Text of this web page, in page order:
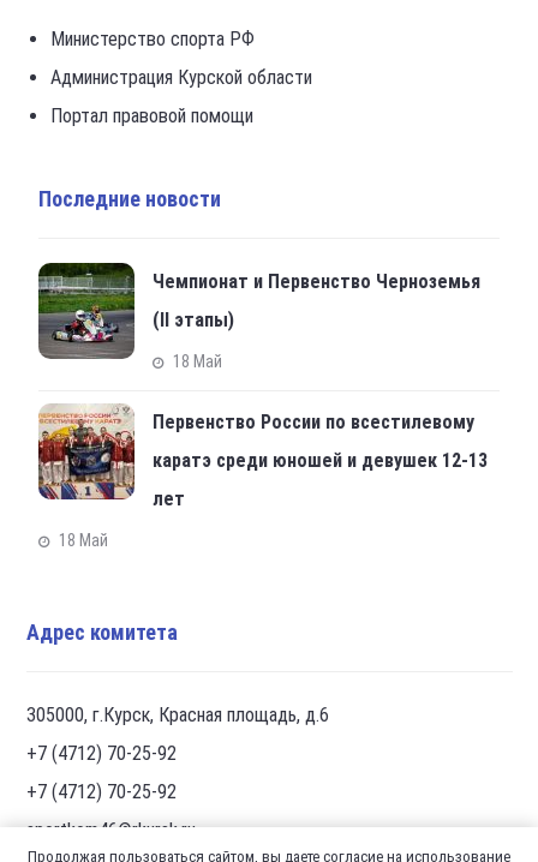
Министерство спорта РФ
Администрация Курской области
Портал правовой помощи
Последние новости
Чемпионат и Первенство Черноземья
(II этапы)
18 Май
Первенство России по всестилевому
каратэ среди юношей и девушек 12-13
лет
18 Май
Адрес комитета
305000, г.Курск, Красная площадь, д.6
+7 (4712) 70-25-92
+7 (4712) 70-25-92
sportkom46@rkursk.ru
Продолжая пользоваться сайтом, вы даете согласие на использование